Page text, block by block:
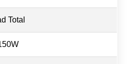
Total